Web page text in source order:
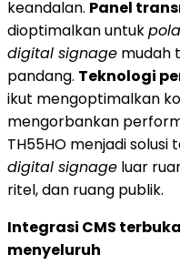
keandalan. Panel
dioptimalkan untuk
digital signage mudah
pandang. Teknologi
ikut mengoptimalkan
mengorbankan
TH55HO menjadi
digital signage luar
ritel, dan ruang publik.
Integrasi CMS
menyeluruh